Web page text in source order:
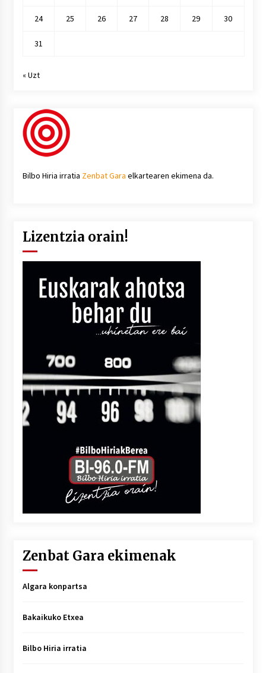
24 25 26 27 28 29 30
31
« Uzt
Bilbo Hiria irratia Zenbat Gara elkartearen ekimena da.
Lizentzia orain!
Zenbat Gara ekimenak
Algara konpartsa
Bakaikuko Etxea
Bilbo Hiria irratia